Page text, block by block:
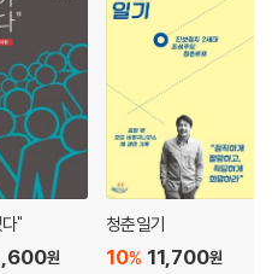
"
원
청춘일기
10% 11,700원